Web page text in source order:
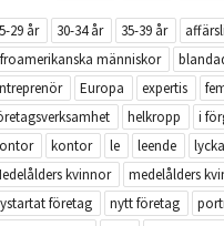
29 år 30-34 år 35-39 år
människor
Europa expertis
helkropp i
kontor le leende lycka
kvinnor
medelålders
företag
nytt företag